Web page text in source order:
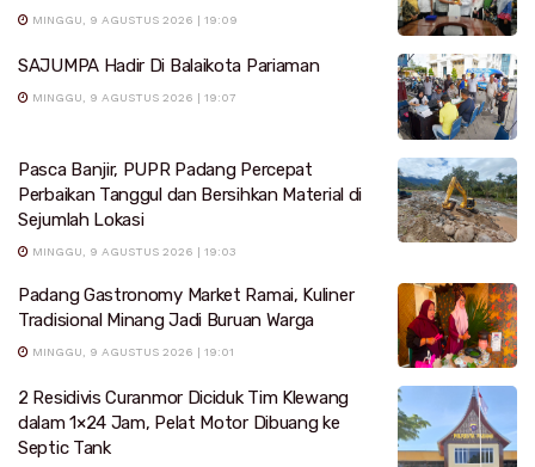
MINGGU, 9 AGUSTUS 2026 | 19:09
SAJUMPA Hadir Di Balaikota Pariaman
MINGGU, 9 AGUSTUS 2026 | 19:07
Pasca Banjir, PUPR Padang Percepat
Perbaikan Tanggul dan Bersihkan Material di
Sejumlah Lokasi
MINGGU, 9 AGUSTUS 2026 | 19:03
Padang Gastronomy Market Ramai, Kuliner
Tradisional Minang Jadi Buruan Warga
MINGGU, 9 AGUSTUS 2026 | 19:01
2 Residivis Curanmor Diciduk Tim Klewang
dalam 1×24 Jam, Pelat Motor Dibuang ke
Septic Tank